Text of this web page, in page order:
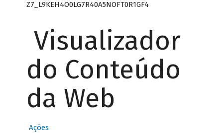
Z7_L9KEH4O0LG7R40A5NOFT0R1GF4
Visualizador
do Conteúdo
da Web
Ações